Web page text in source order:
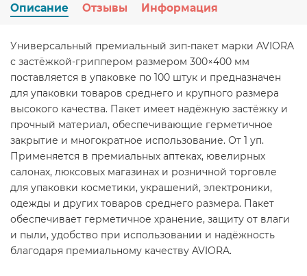
Описание Отзывы Информация
Универсальный премиальный зип-пакет марки AVIORA
с застёжкой-гриппером размером 300×400 мм
поставляется в упаковке по 100 штук и предназначен
для упаковки товаров среднего и крупного размера
высокого качества. Пакет имеет надёжную застёжку и
прочный материал, обеспечивающие герметичное
закрытие и многократное использование. От 1 уп.
Применяется в премиальных аптеках, ювелирных
салонах, люксовых магазинах и розничной торговле
для упаковки косметики, украшений, электроники,
одежды и других товаров среднего размера. Пакет
обеспечивает герметичное хранение, защиту от влаги
и пыли, удобство при использовании и надёжность
благодаря премиальному качеству AVIORA.